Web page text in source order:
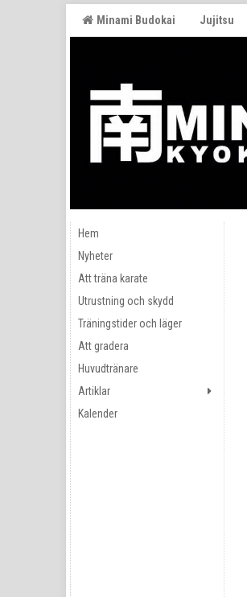
Minami Budokai Jujitsu
Hem
Nyheter
Att träna karate
Utrustning och skydd
Träningstider och läger
Att gradera
Huvudtränare
Artiklar
Kalender